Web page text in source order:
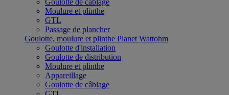
Goulotte de câblage
Moulure et plinthe
GTL
Passage de plancher
Goulotte, moulure et plinthe Planet Wattohm
Goulotte d'installation
Goulotte de distribution
Moulure et plinthe
Appareillage
Goulotte de câblage